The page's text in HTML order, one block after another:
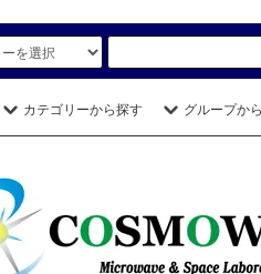
カテゴリーから探す グループか